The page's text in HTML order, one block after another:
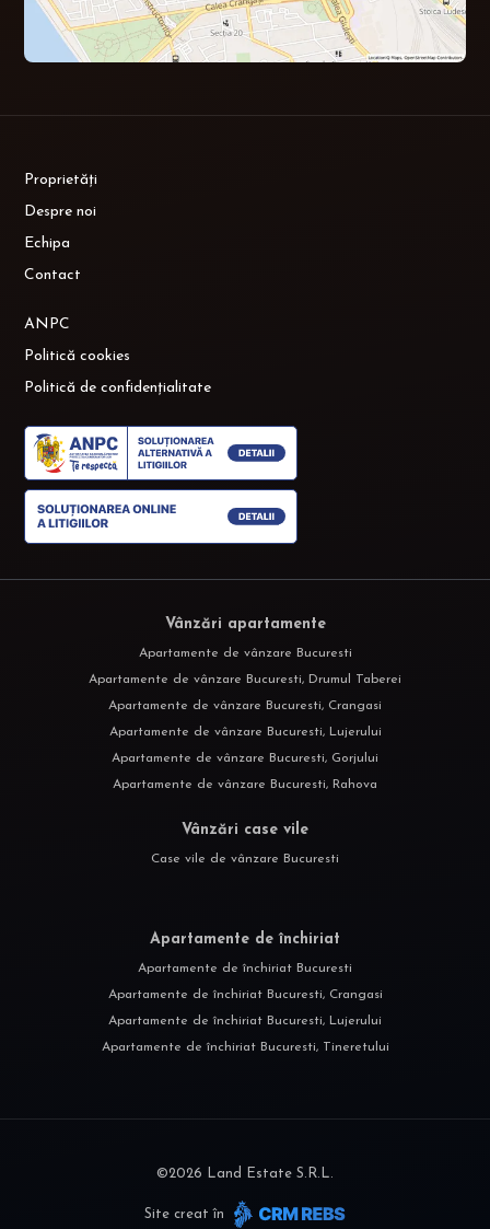
Proprietăți
Despre noi
Echipa
Contact
ANPC
Politică cookies
Politică de confidențialitate
Vânzări apartamente
Apartamente de vânzare Bucuresti
Apartamente de vânzare Bucuresti, Drumul Taberei
Apartamente de vânzare Bucuresti, Crangasi
Apartamente de vânzare Bucuresti, Lujerului
Apartamente de vânzare Bucuresti, Gorjului
Apartamente de vânzare Bucuresti, Rahova
Vânzări case vile
Case vile de vânzare Bucuresti
Apartamente de închiriat
Apartamente de închiriat Bucuresti
Apartamente de închiriat Bucuresti, Crangasi
Apartamente de închiriat Bucuresti, Lujerului
Apartamente de închiriat Bucuresti, Tineretului
©2026 Land Estate S.R.L.
Site creat în